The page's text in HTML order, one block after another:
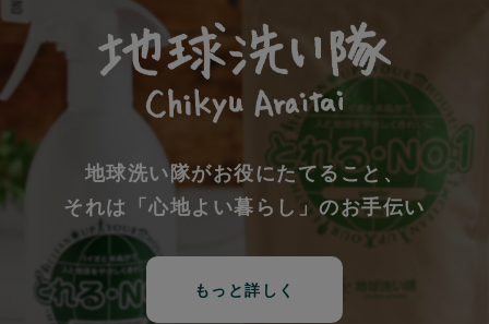
地球洗い隊がお役にたてること、
それは「心地よい暮らし」のお手伝い
もっと詳しく